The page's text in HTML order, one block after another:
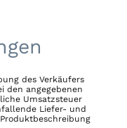
des Verkäufers
den angegebenen
Umsatzsteuer
Liefer- und